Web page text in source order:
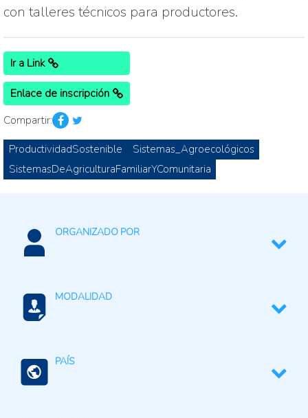
con talleres técnicos para productores.
Ir a Link
Enlace de inscripción
Compartir:
ProductividadSostenible
Sistemas_Agroecológicos
SistemasDeAgriculturaFamiliarYComunitaria
ORGANIZADO POR
MODALIDAD
PAÍS